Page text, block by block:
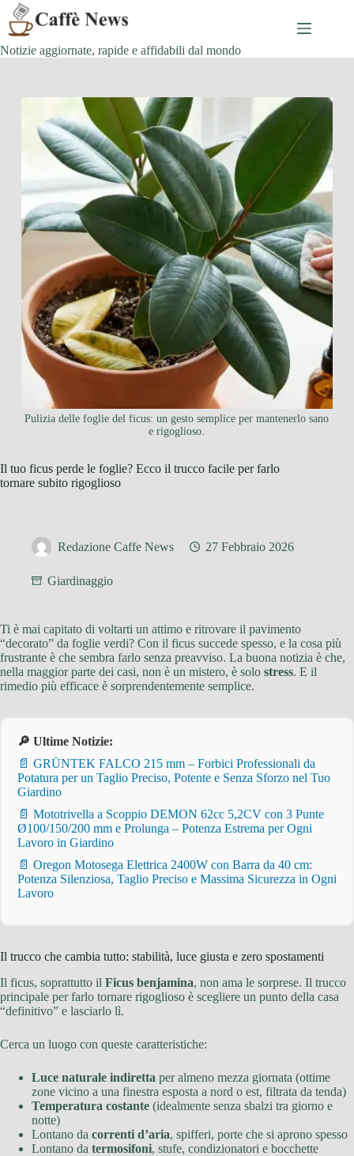
Salta
contenuto
Notizie aggiornate, rapide e affidabili dal mondo
Pulizia delle foglie del ficus: un gesto semplice per mantenerlo sano
e rigoglioso.
Il tuo ficus perde le foglie? Ecco il trucco facile per farlo
tornare subito rigoglioso
Redazione Caffe News 27 Febbraio 2026
Giardinaggio
Ti è mai capitato di voltarti un attimo e ritrovare il pavimento
“decorato” da foglie verdi? Con il ficus succede spesso, e la cosa più
frustrante è che sembra farlo senza preavviso. La buona notizia è che,
nella maggior parte dei casi, non è un mistero, è solo stress. E il
rimedio più efficace è sorprendentemente semplice.
🔎 Ultime Notizie:
📄 GRÜNTEK FALCO 215 mm – Forbici Professionali da
Potatura per un Taglio Preciso, Potente e Senza Sforzo nel Tuo
Giardino
📄 Mototrivella a Scoppio DEMON 62cc 5,2CV con 3 Punte
Ø100/150/200 mm e Prolunga – Potenza Estrema per Ogni
Lavoro in Giardino
📄 Oregon Motosega Elettrica 2400W con Barra da 40 cm:
Potenza Silenziosa, Taglio Preciso e Massima Sicurezza in Ogni
Lavoro
Il trucco che cambia tutto: stabilità, luce giusta e zero spostamenti
Il ficus, soprattutto il Ficus benjamina, non ama le sorprese. Il trucco
principale per farlo tornare rigoglioso è scegliere un punto della casa
“definitivo” e lasciarlo lì.
Cerca un luogo con queste caratteristiche:
Luce naturale indiretta per almeno mezza giornata (ottime
zone vicino a una finestra esposta a nord o est, filtrata da tenda)
Temperatura costante (idealmente senza sbalzi tra giorno e
notte)
Lontano da correnti d’aria, spifferi, porte che si aprono spesso
Lontano da termosifoni, stufe, condizionatori e bocchette